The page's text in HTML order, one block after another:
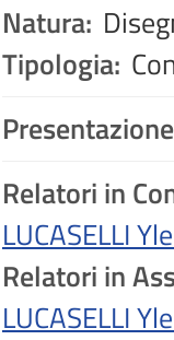
Natura:
Tipologia:
Relatori in
LUCASELLI
Relatori in
LUCASELLI